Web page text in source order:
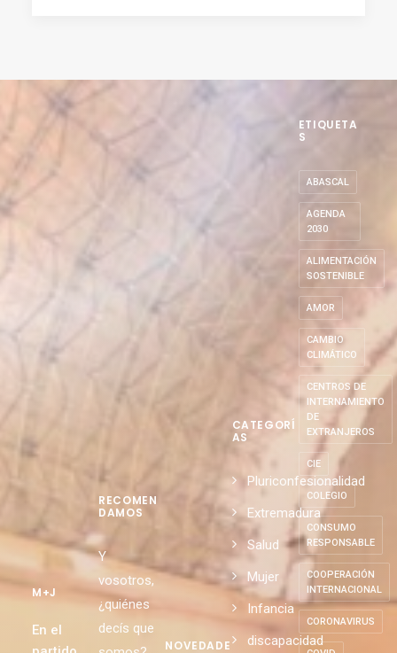
M+J
En el
RECOMEN
DAMOS
Y
vosotros,
¿quiénes
decís que
NOVEDADE
CATEGORÍ
AS
Pluriconfesionalidad
Extremadura
Salud
Mujer
Infancia
discapacidad
ETIQUETA
S
ABASCAL
AGENDA
2030
ALIMENTACIÓN
SOSTENIBLE
AMOR
CAMBIO
CLIMÁTICO
CENTROS DE
INTERNAMIENTO
DE
EXTRANJEROS
CIE
COLEGIO
CONSUMO
RESPONSABLE
COOPERACIÓN
INTERNACIONAL
CORONAVIRUS